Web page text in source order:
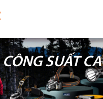
SUẤT